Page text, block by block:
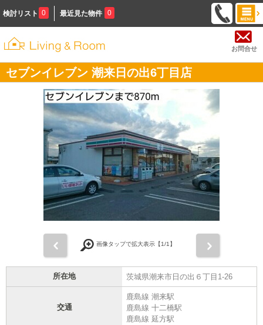
検討リスト 0 最近見た物件 0
お問合せ
セブンイレブン 潮来日の出6丁目店
画像タップで拡大表示【1/1】
所在地 茨城県潮来市日の出６丁目1-26
交通
鹿島線 潮来駅
鹿島線 十二橋駅
鹿島線 延方駅